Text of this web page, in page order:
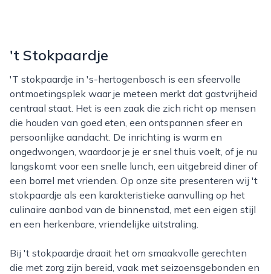
't Stokpaardje
't stokpaardje in 's-hertogenbosch is een sfeervolle
ontmoetingsplek waar je meteen merkt dat gastvrijheid
centraal staat. Het is een zaak die zich richt op mensen
die houden van goed eten, een ontspannen sfeer en
persoonlijke aandacht. De inrichting is warm en
ongedwongen, waardoor je je er snel thuis voelt, of je nu
langskomt voor een snelle lunch, een uitgebreid diner of
een borrel met vrienden. Op onze site presenteren wij 't
stokpaardje als een karakteristieke aanvulling op het
culinaire aanbod van de binnenstad, met een eigen stijl
en een herkenbare, vriendelijke uitstraling.
Bij 't stokpaardje draait het om smaakvolle gerechten
die met zorg zijn bereid, vaak met seizoensgebonden en